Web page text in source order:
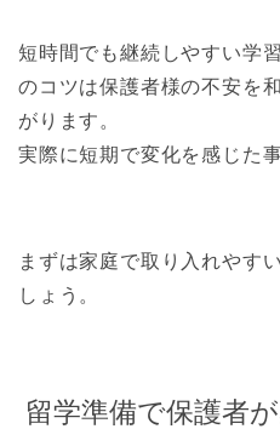
短時間でも継続しやすい学
のコツは保護者様の不安を
がります。
実際に短期で変化を感じた
まずは家庭で取り入れやす
しょう。
留学準備で保護者